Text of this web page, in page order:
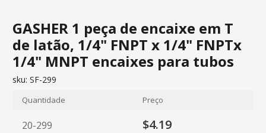
GASHER 1 peça de encaixe em T
de latão, 1/4" FNPT x 1/4" FNPTx
1/4" MNPT encaixes para tubos
sku: SF-299
Quantidade Preço
20-299 $4.19